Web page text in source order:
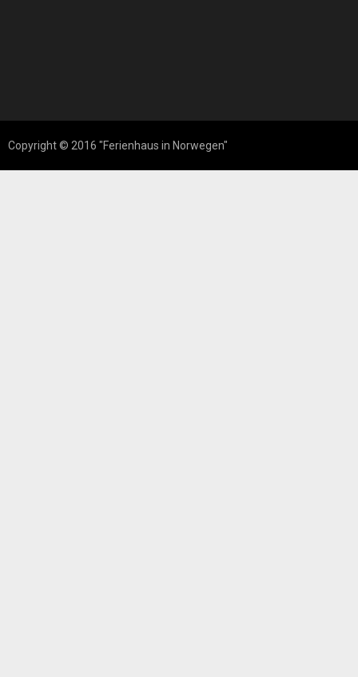
Copyright © 2016 "Ferienhaus in Norwegen"